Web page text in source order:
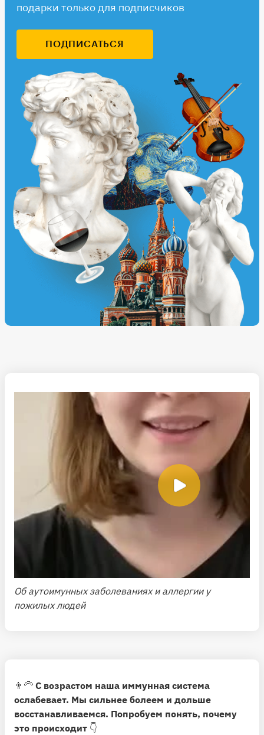
подарки только для подписчиков
ПОДПИСАТЬСЯ
Об аутоимунных заболеваниях и аллергии у
пожилых людей
👨‍🦳 С возрастом наша иммунная система
ослабевает. Мы сильнее болеем и дольше
восстанавливаемся. Попробуем понять, почему
это происходит 👇